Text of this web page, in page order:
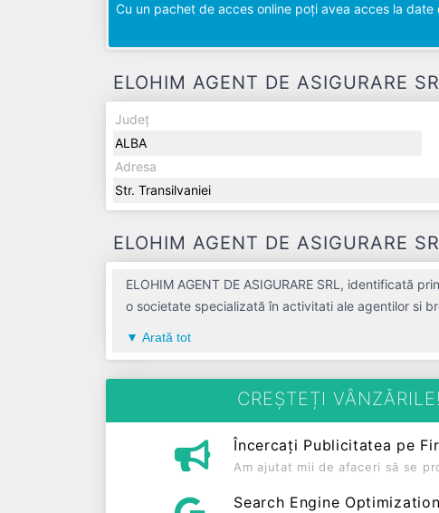
Cu un pachet de acces online poți avea acces la
ELOHIM AGENT DE ASIGURARE
Județ
ALBA
Adresa
Str. Transilvaniei
ELOHIM AGENT DE ASIGURARE
ELOHIM AGENT DE ASIGURARE SRL, identificată
o societate specializată în activitati ale agentilor si
Arată tot
CREȘTEȚI VÂNZĂRILE!
Încercați Publicitatea pe
Am ajutat mii de afaceri să se
Search Engine Optimization